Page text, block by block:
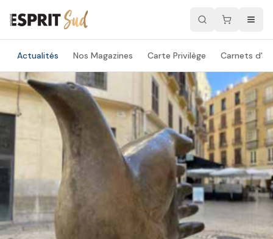
Actualités Nos Magazines Carte Privilège Carnets